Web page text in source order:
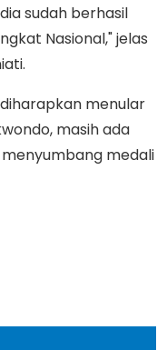
sudah berhasil
Nasional," jelas
menular
masih ada
medali